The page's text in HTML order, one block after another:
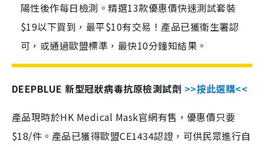
陽性後作每日檢測。精選13款優惠價快速測試套裝
$19以下買到，最平$10有交易！產品已獲衛生署認
可，或通過歐盟標準，最快10分鐘知結果。
DEEPBLUE 新型冠狀病毒抗原檢測試劑 >>按此選購<<
產品現時於HK Medical Mask官網有售，優惠價只要
$18/件。產品已獲得歐盟CE1434認證，可供民眾進行自